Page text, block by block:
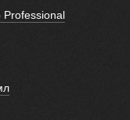
Professional